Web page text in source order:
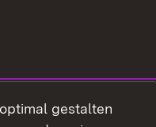
gestalten